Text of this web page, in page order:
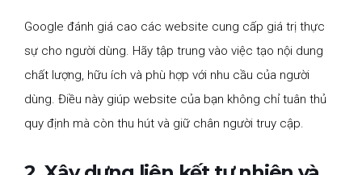
Google đánh giá cao các website cung cấp giá trị thực
sự cho người dùng. Hãy tập trung vào việc tạo nội dung
chất lượng, hữu ích và phù hợp với nhu cầu của người
dùng. Điều này giúp website của bạn không chỉ tuân thủ
quy định mà còn thu hút và giữ chân người truy cập.